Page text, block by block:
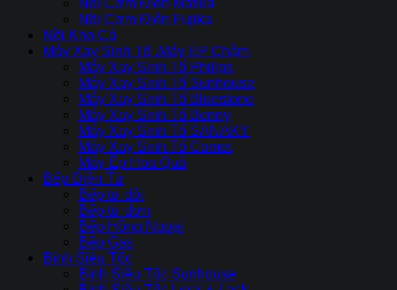
Nồi Cơm Điện Matika
Nồi Cơm Điện Fujika
Nồi Kho Cá
Máy Xay Sinh Tố ,Máy ÉP Chậm
Máy Xay Sinh Tố Philips
Máy Xay Sinh Tố Sunhouse
Máy Xay Sinh Tố Bluestone
Máy Xay Sinh Tố Benny
Máy Xay Sinh Tố SANAKY
Máy Xay Sinh Tố Comet
Máy Ép Hoa Quả
Bếp Điện Từ
Bếp từ đôi
Bếp từ đơn
Bếp Hồng Ngoại
Bếp Gas
Bình Siêu Tốc
Bình Siêu Tốc Sunhouse